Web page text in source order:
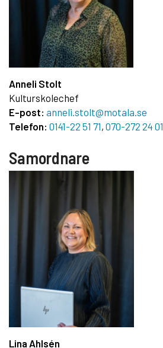
Anneli Stolt
Kulturskolechef
E-post: anneli.stolt@motala.se
Telefon: 0141-22 51 71, 070-272 24 01
Samordnare
Lina Ahlsén